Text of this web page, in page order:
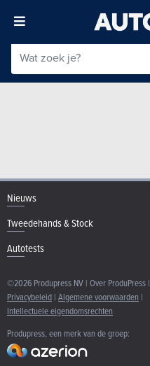
Nieuws
Tweedehands & Stock
Autotests
©2026 Produpress NV | Over ProduPress |
Privacybeleid | Algemene voorwaarden |
Intellectuele eigendomsrechten
Produpress, een merk van de groep: